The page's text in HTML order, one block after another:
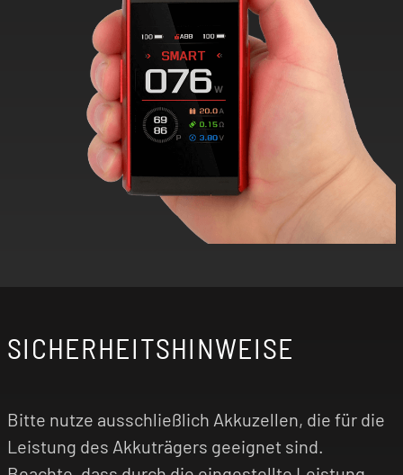
SICHERHEITSHINWEISE
Bitte nutze ausschließlich Akkuzellen, die für die
Leistung des Akkuträgers geeignet sind.